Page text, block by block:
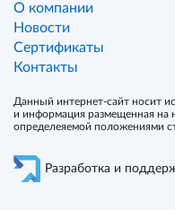
О компании
Новости
Сертификаты
Контакты
Данный интернет-сайт носит
и информация размещенная на
определеяемой положениями
Разработка и